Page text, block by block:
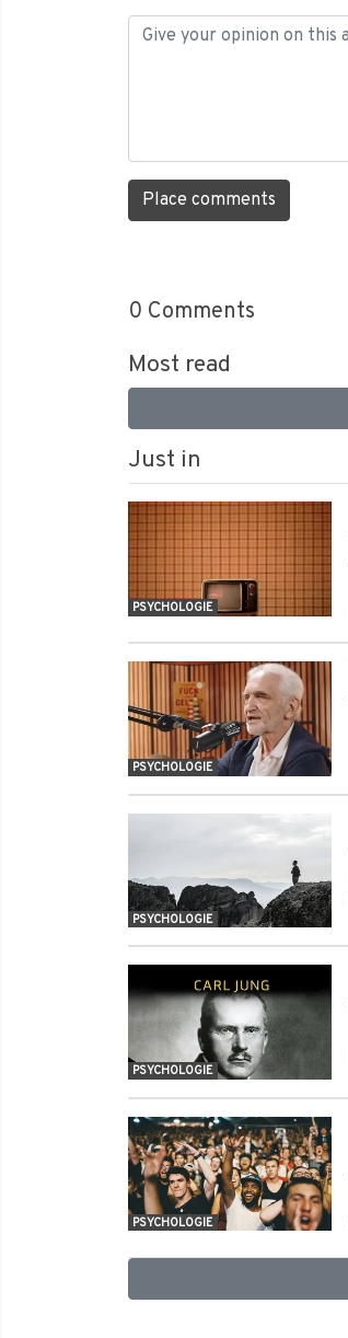
Place comments
0 Comments
Most read
Just in
PSYCHOLOGIE
PSYCHOLOGIE
PSYCHOLOGIE
PSYCHOLOGIE
PSYCHOLOGIE